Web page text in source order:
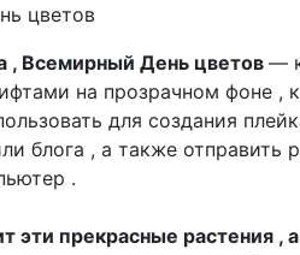
цветов
, Всемирный День цветов —
на прозрачном фоне ,
для создания
блога , а также отправить
.
эти прекрасные растения